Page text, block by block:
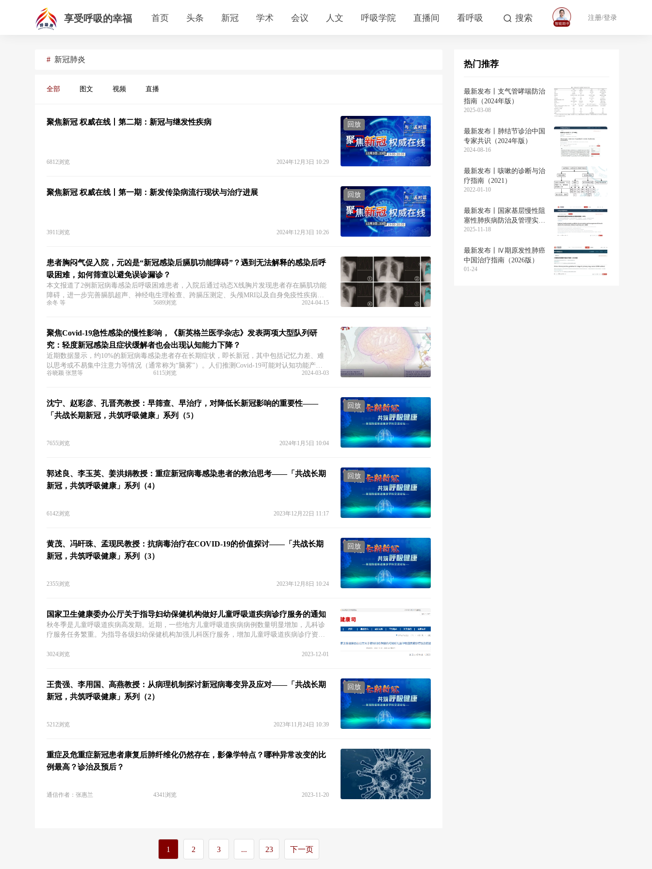
享受呼吸的幸福 首页 头条 新冠 学术 会议 人文 呼吸学院 直播间 看呼吸 搜索 注册/登录
# 新冠肺炎
全部 图文 视频 直播
聚焦新冠 权威在线丨第二期：新冠与继发性疾病
6812浏览 2024年12月3日 10:29
回放
聚焦新冠 权威在线丨第一期：新发传染病流行现状与治疗进展
3911浏览 2024年12月3日 10:26
回放
患者胸闷气促入院，元凶是“新冠感染后膈肌功能障碍”？遇到无法解释的感染后呼
吸困难，如何筛查以避免误诊漏诊？
本文报道了2例新冠病毒感染后呼吸困难患者，入院后通过动态X线胸片发现患者存在膈肌功能
障碍，进一步完善膈肌超声、神经电生理检查、跨膈压测定、头颅MRI以及自身免疫性疾病的
抗体检测等检查后，最终确定病因分别是新冠病毒感染诱发的重症肌无力以及新冠
余冬 等 5689浏览 2024-04-15
聚焦Covid-19急性感染的慢性影响，《新英格兰医学杂志》发表两项大型队列研
究：轻度新冠感染且症状缓解者也会出现认知能力下降？
近期数据显示，约10%的新冠病毒感染患者存在长期症状，即长新冠，其中包括记忆力差、难
以思考或不易集中注意力等情况（通常称为“脑雾”）。人们推测Covid-19可能对认知功能产生
持久影响，但长新冠患者认知数据较少，而且人们尚不清楚这种缺陷可能
谷晓颖 张慧等 6115浏览 2024-03-03
沈宁、赵彩彦、孔晋亮教授：早筛查、早治疗，对降低长新冠影响的重要性——
「共战长期新冠，共筑呼吸健康」系列（5）
7655浏览 2024年1月5日 10:04
回放
郭述良、李玉英、姜洪娟教授：重症新冠病毒感染患者的救治思考——「共战长期
新冠，共筑呼吸健康」系列（4）
6142浏览 2023年12月22日 11:17
回放
黄茂、冯旰珠、孟现民教授：抗病毒治疗在COVID-19的价值探讨——「共战长期
新冠，共筑呼吸健康」系列（3）
2355浏览 2023年12月8日 10:24
回放
国家卫生健康委办公厅关于指导妇幼保健机构做好儿童呼吸道疾病诊疗服务的通知
秋冬季是儿童呼吸道疾病高发期。近期，一些地方儿童呼吸道疾病病例数量明显增加，儿科诊
疗服务任务繁重。为指导各级妇幼保健机构加强儿科医疗服务，增加儿童呼吸道疾病诊疗资
3024浏览 2023-12-01
王贵强、李用国、高燕教授：从病理机制探讨新冠病毒变异及应对——「共战长期
新冠，共筑呼吸健康」系列（2）
5212浏览 2023年11月24日 10:39
回放
重症及危重症新冠患者康复后肺纤维化仍然存在，影像学特点？哪种异常改变的比
例最高？诊治及预后？
通信作者：张惠兰 4341浏览 2023-11-20
1 2 3 ... 23 下一页
热门推荐
最新发布丨支气管哮喘防治
指南（2024年版）
2025-03-08
最新发布丨肺结节诊治中国
专家共识（2024年版）
2024-08-16
最新发布丨咳嗽的诊断与治
疗指南（2021）
2022-01-10
最新发布丨国家基层慢性阻
塞性肺疾病防治及管理实施
指南（2025）
2025-11-18
最新发布丨Ⅳ期原发性肺癌
中国治疗指南（2026版）
01-24